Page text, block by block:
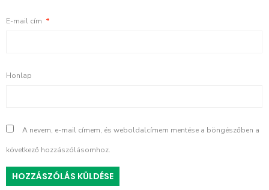
E-mail cím *
Honlap
A nevem, e-mail címem, és weboldalcímem mentése a böngészőben a
következő hozzászólásomhoz.